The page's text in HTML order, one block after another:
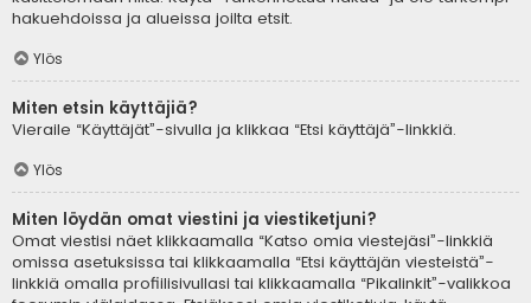
hakuehdoissa ja alueissa joilta etsit.
Ylös
Miten etsin käyttäjiä?
Vieraile “Käyttäjät”-sivulla ja klikkaa “Etsi käyttäjä”-linkkiä.
Ylös
Miten löydän omat viestini ja viestiketjuni?
Omat viestisi näet klikkaamalla “Katso omia viestejäsi”-linkkiä
omissa asetuksissa tai klikkaamalla “Etsi käyttäjän viesteistä”-
linkkiä omalla profiilisivullasi tai klikkaamalla “Pikalinkit”-valikkoa